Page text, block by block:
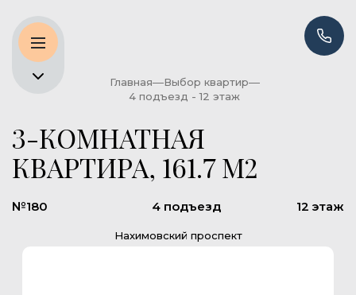
Главная
Выбор квартир
4 подъезд - 12 этаж
3-КОМНАТНАЯ
КВАРТИРА, 161.7 М2
№180 4 подъезд 12 этаж
Нахимовский проспект